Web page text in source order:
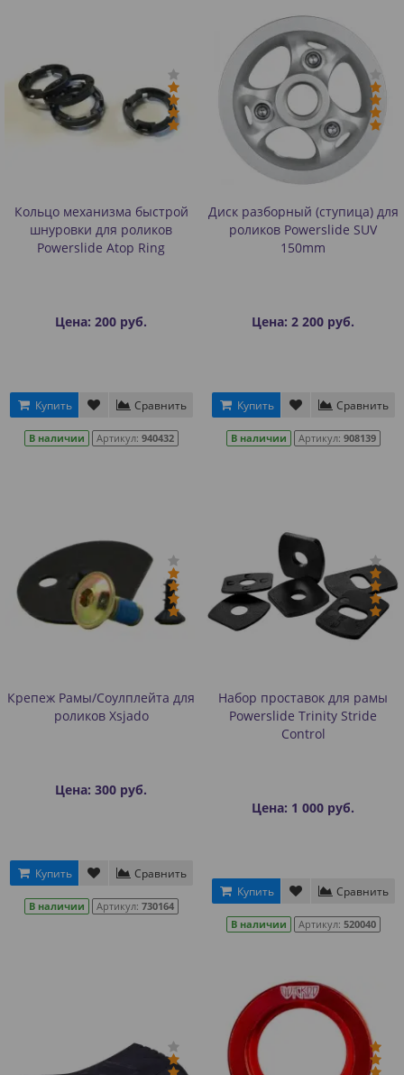
Кольцо механизма быстрой
шнуровки для роликов
Powerslide Atop Ring
Цена: 200 руб.
Купить Сравнить
В наличии Артикул: 940432
Диск разборный (ступица) для
роликов Powerslide SUV
150mm
Цена: 2 200 руб.
Купить Сравнить
В наличии Артикул: 908139
Крепеж Рамы/Соулплейта для
роликов Xsjado
Цена: 300 руб.
Купить Сравнить
В наличии Артикул: 730164
Набор проставок для рамы
Powerslide Trinity Stride
Control
Цена: 1 000 руб.
Купить Сравнить
В наличии Артикул: 520040